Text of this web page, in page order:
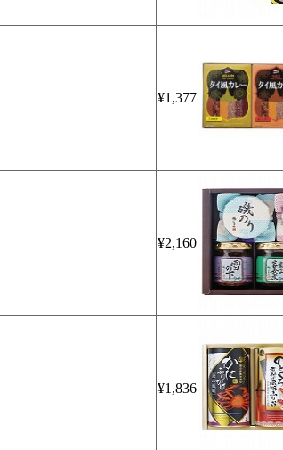
¥1,377
¥2,160
¥1,836